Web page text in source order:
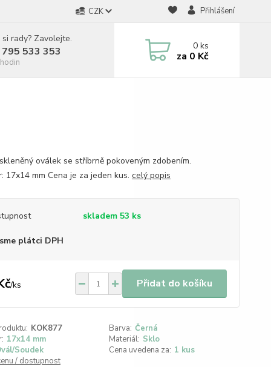
CZK Přihlášení
rady? Zavolejte.
533 353 0ks
za 0 Kč
oválek se stříbrně pokoveným zdobením.
17x14 mm Cena je za jeden kus. celý popis
skladem 53 ks
plátci DPH
/ks Přidat do košíku
KOK877 Barva: Černá
17x14 mm Materiál: Sklo
Soudek Cena uvedena za: 1 kus
/ dostupnost